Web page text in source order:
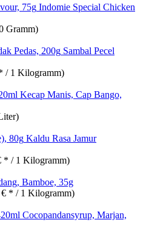
Indomie Special Chicken
Gramm)
Sambal Pecel
/ 1 Kilogramm)
Kecap Manis, Cap Bango,
Kaldu Rasa Jamur
* / 1 Kilogramm)
Bamboe, 35g
* / 1 Kilogramm)
Cocopandansyrup, Marjan,